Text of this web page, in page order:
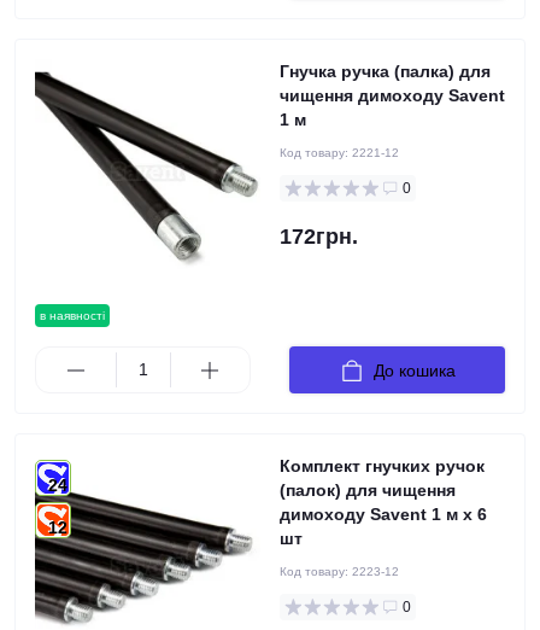
в наявності
Гнучка ручка (палка) для
чищення димоходу Savent
1 м
Код товару: 2221-12
0
172грн.
До кошика
24
12
Комплект гнучких ручок
(палок) для чищення
димоходу Savent 1 м x 6
шт
Код товару: 2223-12
0